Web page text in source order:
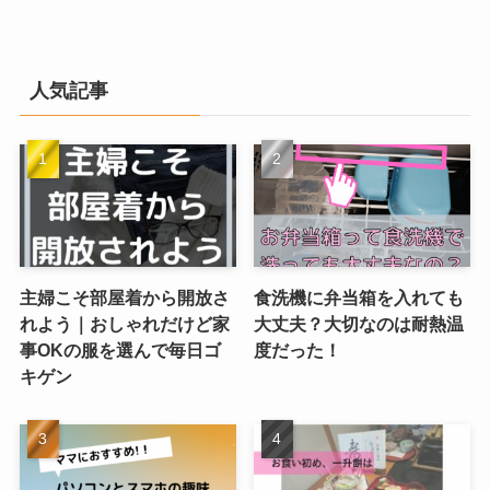
人気記事
主婦こそ部屋着から開放さ
れよう｜おしゃれだけど家
事OKの服を選んで毎日ゴ
キゲン
食洗機に弁当箱を入れても
大丈夫？大切なのは耐熱温
度だった！